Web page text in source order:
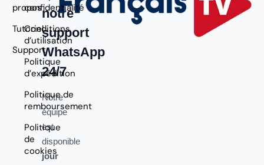
propos
Tutoriel
Support
confidentialité
Conditions
d’utilisation
Politique
d’expédition
Politique de
remboursement
Politique
de
cookies
notre
support
WhatsApp
24/7
Notre
équipe
est
disponible
jour